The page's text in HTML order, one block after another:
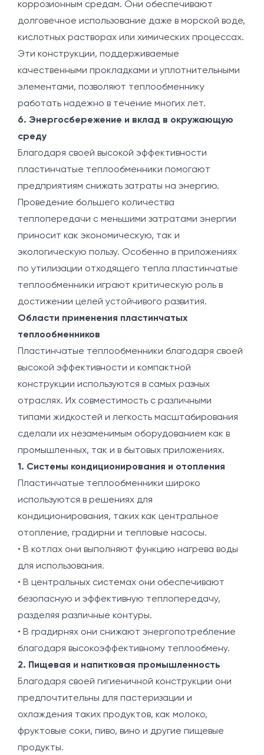
коррозионным средам. Они обеспечивают
долговечное использование даже в морской воде,
кислотных растворах или химических процессах.
Эти конструкции, поддерживаемые
качественными прокладками и уплотнительными
элементами, позволяют теплообменнику
работать надежно в течение многих лет.
6. Энергосбережение и вклад в окружающую
среду
Благодаря своей высокой эффективности
пластинчатые теплообменники помогают
предприятиям снижать затраты на энергию.
Проведение большего количества
теплопередачи с меньшими затратами энергии
приносит как экономическую, так и
экологическую пользу. Особенно в приложениях
по утилизации отходящего тепла пластинчатые
теплообменники играют критическую роль в
достижении целей устойчивого развития.
Области применения пластинчатых
теплообменников
Пластинчатые теплообменники благодаря своей
высокой эффективности и компактной
конструкции используются в самых разных
отраслях. Их совместимость с различными
типами жидкостей и легкость масштабирования
сделали их незаменимым оборудованием как в
промышленных, так и в бытовых приложениях.
1. Системы кондиционирования и отопления
Пластинчатые теплообменники широко
используются в решениях для
кондиционирования, таких как центральное
отопление, градирни и тепловые насосы.
• В котлах они выполняют функцию нагрева воды
для использования.
• В центральных системах они обеспечивают
безопасную и эффективную теплопередачу,
разделяя различные контуры.
• В градирнях они снижают энергопотребление
благодаря высокоэффективному теплообмену.
2. Пищевая и напитковая промышленность
Благодаря своей гигиеничной конструкции они
предпочтительны для пастеризации и
охлаждения таких продуктов, как молоко,
фруктовые соки, пиво, вино и другие пищевые
продукты.